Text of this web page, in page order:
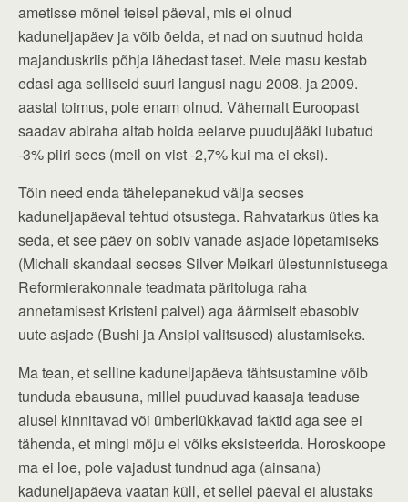
ametisse mõnel teisel päeval, mis ei olnud
kaduneljapäev ja võib öelda, et nad on suutnud hoida
majanduskriis põhja lähedast taset. Meie masu kestab
edasi aga selliseid suuri langusi nagu 2008. ja 2009.
aastal toimus, pole enam olnud. Vähemalt Euroopast
saadav abiraha aitab hoida eelarve puudujääki lubatud
-3% piiri sees (meil on vist -2,7% kui ma ei eksi).
Tõin need enda tähelepanekud välja seoses
kaduneljapäeval tehtud otsustega. Rahvatarkus ütles ka
seda, et see päev on sobiv vanade asjade lõpetamiseks
(Michali skandaal seoses Silver Meikari ülestunnistusega
Reformierakonnale teadmata päritoluga raha
annetamisest Kristeni palvel) aga äärmiselt ebasobiv
uute asjade (Bushi ja Ansipi valitsused) alustamiseks.
Ma tean, et selline kaduneljapäeva tähtsustamine võib
tunduda ebausuna, millel puuduvad kaasaja teaduse
alusel kinnitavad või ümberlükkavad faktid aga see ei
tähenda, et mingi mõju ei võiks eksisteerida. Horoskoope
ma ei loe, pole vajadust tundnud aga (ainsana)
kaduneljapäeva vaatan küll, et sellel päeval ei alustaks